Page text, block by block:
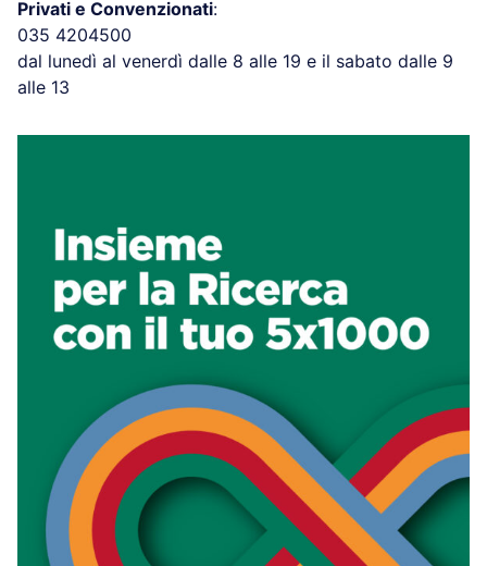
Privati e Convenzionati:
035 4204500
dal lunedì al venerdì dalle 8 alle 19 e il sabato dalle 9
alle 13